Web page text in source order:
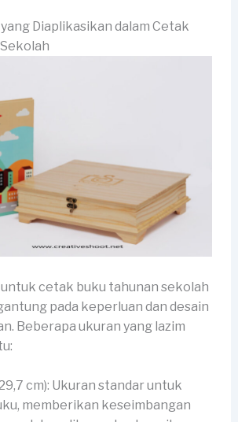
Diaplikasikan dalam Cetak
cetak buku tahunan sekolah
pada keperluan dan desain
Beberapa ukuran yang lazim
cm): Ukuran standar untuk
memberikan keseimbangan